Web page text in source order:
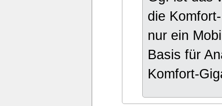
die
nur ein
Basis für
Komfort-